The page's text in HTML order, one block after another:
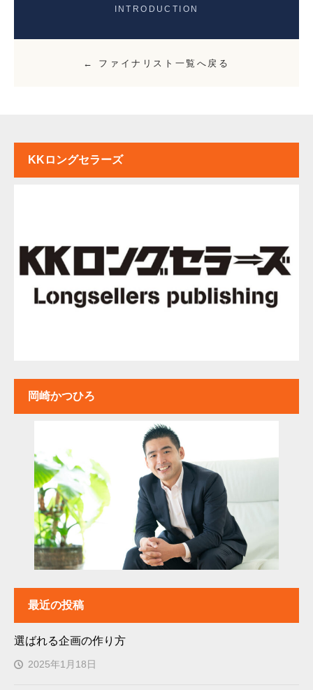
INTRODUCTION
← ファイナリスト一覧へ戻る
KKロングセラーズ
岡崎かつひろ
最近の投稿
選ばれる企画の作り方
2025年1月18日